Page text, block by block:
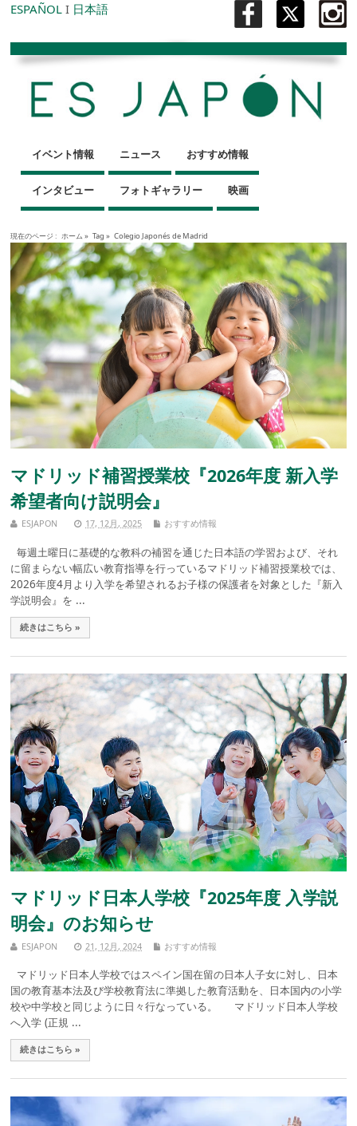
ESPAÑOL I 日本語
イベント情報 ニュース おすすめ情報
インタビュー フォトギャラリー 映画
現在のページ : ホーム » Tag » Colegio Japonés de Madrid
マドリッド補習授業校『2026年度 新入学
希望者向け説明会』
ESJAPON 17, 12月, 2025 おすすめ情報
毎週土曜日に基礎的な教科の補習を通じた日本語の学習および、それ
に留まらない幅広い教育指導を行っているマドリッド補習授業校では、
2026年度4月より入学を希望されるお子様の保護者を対象とした『新入
学説明会』を ...
続きはこちら »
マドリッド日本人学校『2025年度 入学説
明会』のお知らせ
ESJAPON 21, 12月, 2024 おすすめ情報
マドリッド日本人学校ではスペイン国在留の日本人子女に対し、日本
国の教育基本法及び学校教育法に準拠した教育活動を、日本国内の小学
校や中学校と同じように日々行なっている。 マドリッド日本人学校
へ入学 (正規 ...
続きはこちら »